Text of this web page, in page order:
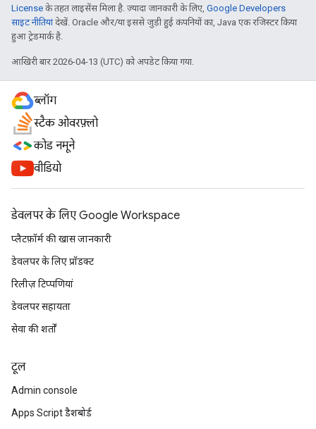
License के तहत लाइसेंस मिला है. ज़्यादा जानकारी के लिए, Google Developers
साइट नीतियांदेखें. Oracle और/या इससे जुड़ी हुई कंपनियों का, Java एक रजिस्टर किया
हुआ ट्रेडमार्क है.
आखिरी बार 2026-04-13 (UTC) को अपडेट किया गया.
ब्लॉग
स्टैक ओवरफ़्लो
कोड नमूने
वीडियो
डेवलपर के लिए Google Workspace
प्लैटफ़ॉर्म की खास जानकारी
डेवलपर के लिए प्रॉडक्ट
रिलीज़ टिप्पणियां
डेवलपर सहायता
सेवा की शर्तों
टूल
Admin console
Apps Script डैशबोर्ड